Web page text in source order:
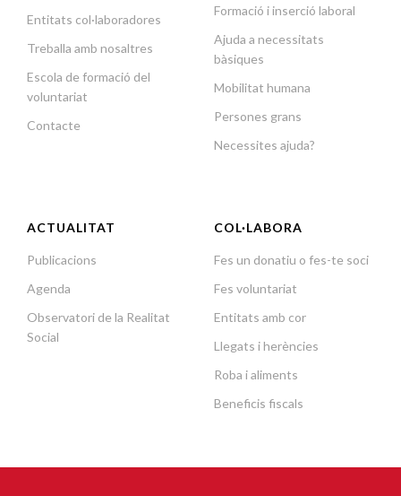
Entitats col·laboradores
Treballa amb nosaltres
Escola de formació del
voluntariat
Contacte
Formació i inserció laboral
Ajuda a necessitats
bàsiques
Mobilitat humana
Persones grans
Necessites ajuda?
ACTUALITAT
Publicacions
Agenda
Observatori de la Realitat
Social
COL·LABORA
Fes un donatiu o fes-te soci
Fes voluntariat
Entitats amb cor
Llegats i herències
Roba i aliments
Beneficis fiscals